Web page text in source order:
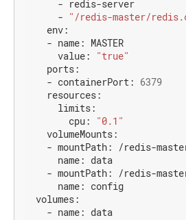
- redis-server
- "/redis-master/
env:
- name: MASTER
value:
"true"
ports:
- containerPort: 6379
resources:
limits:
cpu:
"0.1"
volumeMounts:
- mountPath:
/redis-
name: data
- mountPath:
/redis-
name: config
volumes:
- name: data